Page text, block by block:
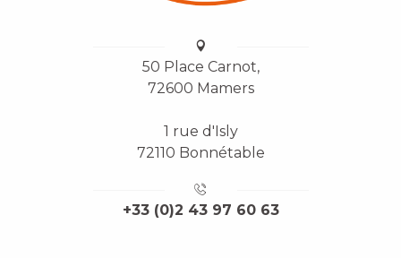
50 Place Carnot,
72600 Mamers
1 rue d'Isly
72110 Bonnétable
+33 (0)2 43 97 60 63